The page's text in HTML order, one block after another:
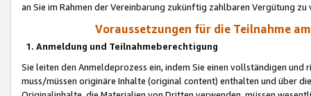
an Sie im Rahmen der Vereinbarung zukünftig zahlbaren Vergütung zu
Voraussetzungen für die Teilnahme
1. Anmeldung und Teilnahmeberechtigung
Sie leiten den Anmeldeprozess ein, indem Sie einen vollständigen
muss/müssen originäre Inhalte (original content) enthalten und über